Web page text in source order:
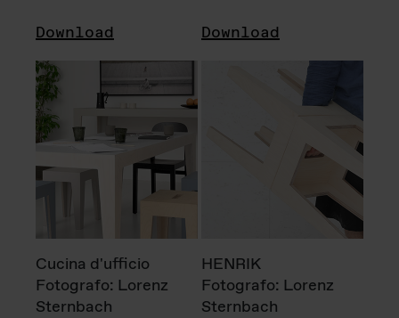
Download Download
Cucina d'ufficio
Fotografo: Lorenz
Sternbach
HENRIK
Fotografo: Lorenz
Sternbach